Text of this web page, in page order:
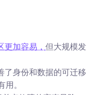
加容易， 但大规模发
了身份和数据的可迁移
。